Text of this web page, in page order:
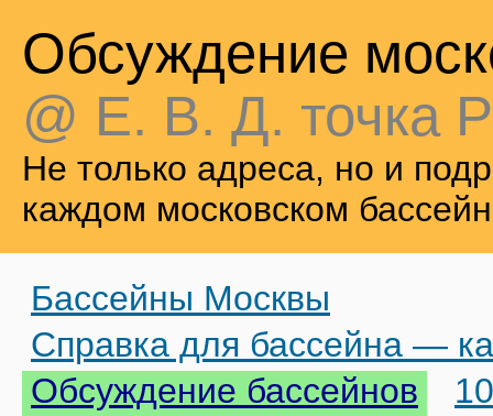
Обсуждение
@ Е. В. Д. точка
Не только адреса, но и
каждом московском
Бассейны Москвы
Справка для бассейна —
Обсуждение бассейнов